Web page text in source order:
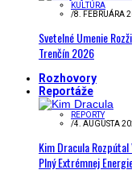
KULTÚRA
/8. FEBRUÁRA
Svetelné Umenie
Trenčín 2026
Rozhovory
Reportáže
REPORTY
/4. AUGUSTA
Kim Dracula
Plný Extrémnej